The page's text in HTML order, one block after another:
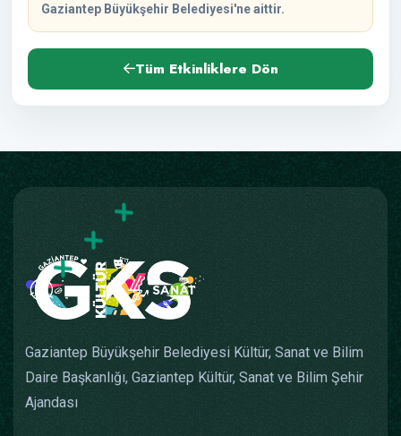
Gaziantep Büyükşehir Belediyesi'ne aittir.
Tüm Etkinliklere Dön
Gaziantep Büyükşehir Belediyesi Kültür, Sanat ve Bilim
Daire Başkanlığı, Gaziantep Kültür, Sanat ve Bilim Şehir
Ajandası